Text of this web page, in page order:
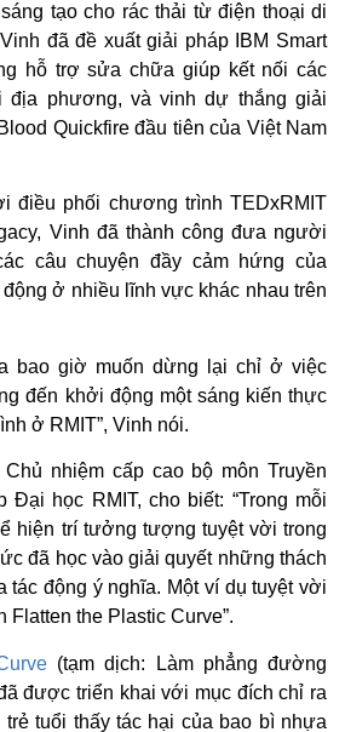
tạo cho rác thải từ điện thoại di
đã đề xuất giải pháp IBM Smart
hỗ trợ sửa chữa giúp kết nối các
địa phương, và vinh dự thắng giải
Quickfire đầu tiên của Việt Nam
điều phối chương trình TEDxRMIT
Vinh đã thành công đưa người
câu chuyện đầy cảm hứng của
ở nhiều lĩnh vực khác nhau trên
bao giờ muốn dừng lại chỉ ở việc
đến khởi động một sáng kiến thực
ở RMIT”, Vinh nói.
nhiệm cấp cao bộ môn Truyền
Đại học RMIT, cho biết: “Trong mỗi
hiện trí tưởng tượng tuyệt vời trong
đã học vào giải quyết những thách
tác động ý nghĩa. Một ví dụ tuyệt vời
Flatten the Plastic Curve”.
(tạm dịch: Làm phẳng đường
được triển khai với mục đích chỉ ra
tuổi thấy tác hại của bao bì nhựa